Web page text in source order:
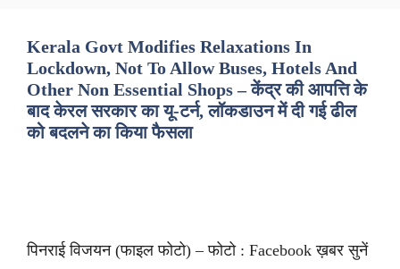
Kerala Govt Modifies Relaxations In
Lockdown, Not To Allow Buses, Hotels And
Other Non Essential Shops – केंद्र की आपत्ति के
बाद केरल सरकार का यू-टर्न, लॉकडाउन में दी गई ढील
को बदलने का किया फैसला
पिनराई विजयन (फाइल फोटो) – फोटो : Facebook ख़बर सुनें